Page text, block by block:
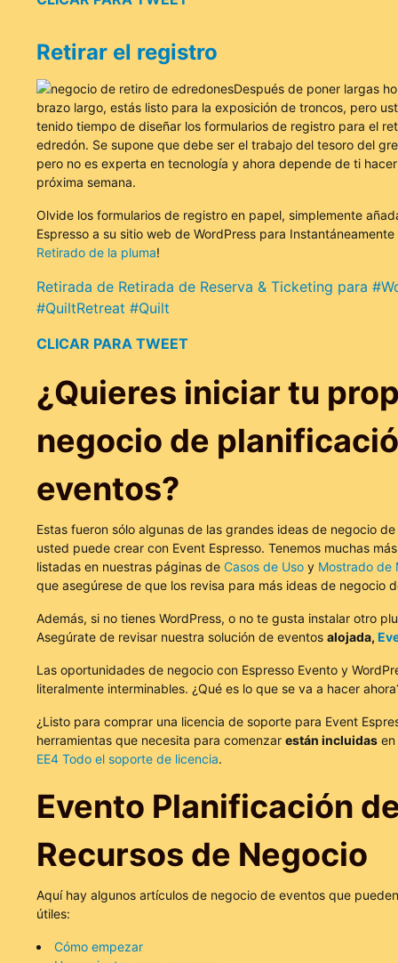
Retirar el registro
Después de poner largas
brazo largo, estás listo para la exposición de troncos, pero
tenido tiempo de diseñar los formularios de registro para el
edredón. Se supone que debe ser el trabajo del tesoro del
pero no es experta en tecnología y ahora depende de ti
próxima semana.
Olvide los formularios de registro en papel, simplemente
Espresso a su sitio web de WordPress para Instantáneamente
Retirado de la pluma!
Retirada de Retirada de Reserva & Ticketing para
#QuiltRetreat #Quilt
CLICAR PARA TWEET
¿Quieres iniciar tu
negocio de
eventos?
Estas fueron sólo algunas de las grandes ideas de negocio
usted puede crear con Event Espresso. Tenemos muchas
listadas en nuestras páginas de Casos de Usoy Mostrado de
que asegúrese de que los revisa para más ideas de negocio
Además, si no tienes WordPress, o no te gusta instalar otro
Asegúrate de revisar nuestra solución de eventos alojada,
Las oportunidades de negocio con Espresso Evento y
literalmente interminables. ¿Qué es lo que se va a hacer
¿Listo para comprar una licencia de soporte para Event
herramientas que necesita para comenzar están incluidasen
EE4 Todo el soporte de licencia.
Evento Planificación
Recursos de Negocio
Aquí hay algunos artículos de negocio de eventos que
útiles:
Cómo empezar